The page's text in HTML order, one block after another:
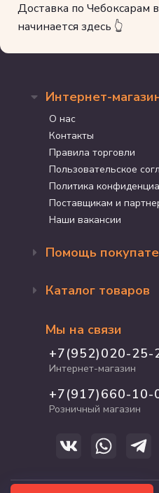
Доставка по Чебоксарам
начинается здесь 👆
Интернет-
О нас
Контакты
Правила торговли
Пользовательское
Политика
Поставщикам и
Наши вакансии
Помощь
Доставка и оплата
Программа лояльности
График работы
Полезные статьи
Каталог товаров
Акции
Для кошек
Для собак
Для грызунов
Для рыб и рептилий
Мы на связи
+7(952)020-25-
Интернет-магазин
+7(917)660-10-
Розничный магазин